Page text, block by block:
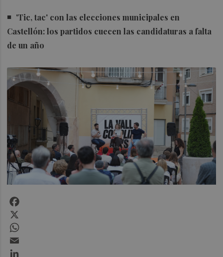
'Tic, tac' con las elecciones municipales en
Castellón: los partidos cuecen las candidaturas a falta
de un año